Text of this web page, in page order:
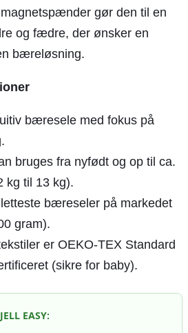
gør den til en
og fædre, der ønsker en
bæreløsning.
bæresele med fokus på
bruges fra nyfødt og op til ca.
kg til 13 kg).
bæreseler på markedet
gram).
er OEKO-TEX Standard
(sikre for baby).
EASY: